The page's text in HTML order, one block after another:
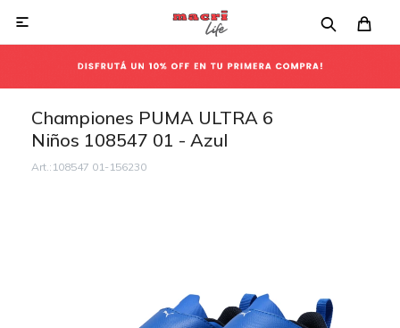

Championes PUMA ULTRA 6
Niños 108547 01 - Azul
108547 01-156230